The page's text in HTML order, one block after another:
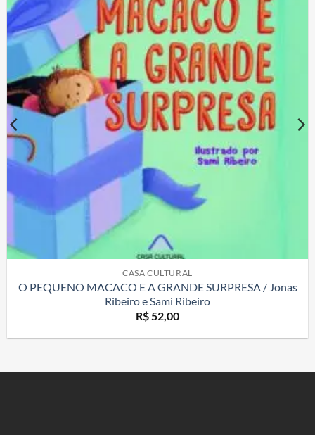
CASA CULTURAL
O PEQUENO MACACO E A GRANDE SURPRESA / Jonas
Ribeiro e Sami Ribeiro
R$52,00